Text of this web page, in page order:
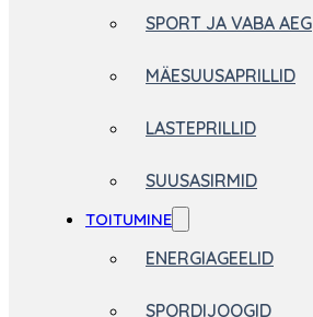
SPORT JA VABA AEG
MÄESUUSAPRILLID
LASTEPRILLID
SUUSASIRMID
TOITUMINE
ENERGIAGEELID
SPORDIJOOGID